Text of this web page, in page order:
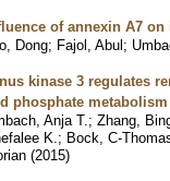
of annexin A7
Dong; Fajol, Abul;
kinase 3 regulates
phosphate metabolism
Anja T. ; Zhang,
K. ; Bock, C-
(2015)